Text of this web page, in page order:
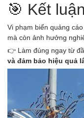
🎯 Kết luận
Vi phạm biển quảng
mà còn ảnh hưởng
👉 Làm đúng ngay từ
và đảm bảo hiệu quả